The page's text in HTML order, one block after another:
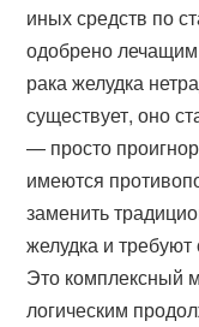
иных средств по
одобрено
рака желудка
существует, оно
— просто
имеются
заменить
желудка и
Это комплексный
логическим